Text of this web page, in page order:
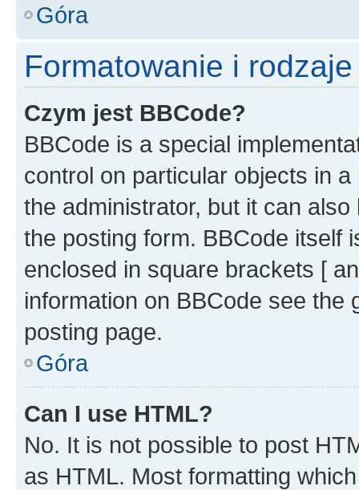
Góra
Formatowanie i
Czym jest BBCode?
BBCode is a special
control on particular objects in
the administrator, but it can
the posting form. BBCode itself
enclosed in square brackets [
information on BBCode see
posting page.
Góra
Can I use HTML?
No. It is not possible to post
as HTML. Most formatting